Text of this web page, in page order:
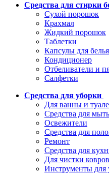
Средства для стирки
Сухой порошок
Крахмал
Жидкий порошок
Таблетки
Капсулы для белья
Кондиционер
Отбеливатели и
Салфетки
Средства для уборки
Для ванны и
Средства для
Освежители
Средства для
Ремонт
Средства для
Для чистки ковров
Инструменты для